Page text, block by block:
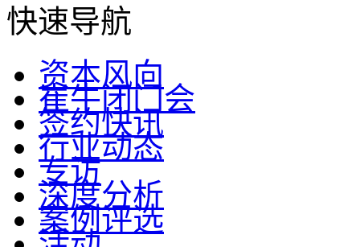
快速导航
资本风向
崔牛闭门会
签约快讯
行业动态
专访
深度分析
案例评选